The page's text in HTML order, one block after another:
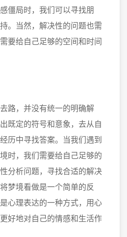
僵局时，我们可以寻找朋
。当然，解决性的问题也需
要给自己足够的空间和时间
，并没有统一的明确解
既定的符号和意象，去从自
历中寻找答案。当我们遇到
时，我们需要给自己足够的
分析问题，寻找合适的解决
梦境看做是一个简单的反
心理表达的一种方式，用心
好地对自己的情感和生活作